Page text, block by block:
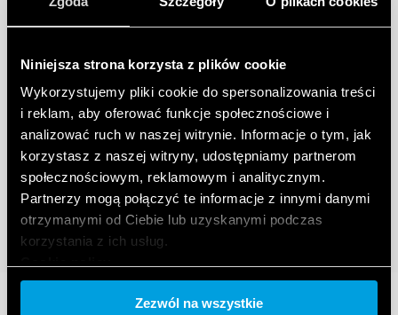
Niniejsza strona korzysta z plików cookie
Wykorzystujemy pliki cookie do spersonalizowania treści
i reklam, aby oferować funkcje społecznościowe i
analizować ruch w naszej witrynie. Informacje o tym, jak
korzystasz z naszej witryny, udostępniamy partnerom
społecznościowym, reklamowym i analitycznym.
Partnerzy mogą połączyć te informacje z innymi danymi
otrzymanymi od Ciebie lub uzyskanymi podczas
korzystania z ich usług.
Zezwól na wszystkie